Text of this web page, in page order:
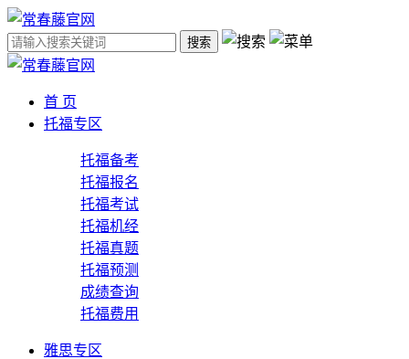
搜索
首 页
托福专区
托福备考
托福报名
托福考试
托福机经
托福真题
托福预测
成绩查询
托福费用
雅思专区